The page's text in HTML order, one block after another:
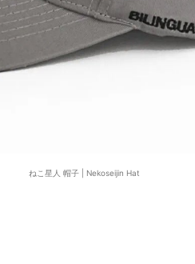
ねこ星人 帽子 | Nekoseijin Hat